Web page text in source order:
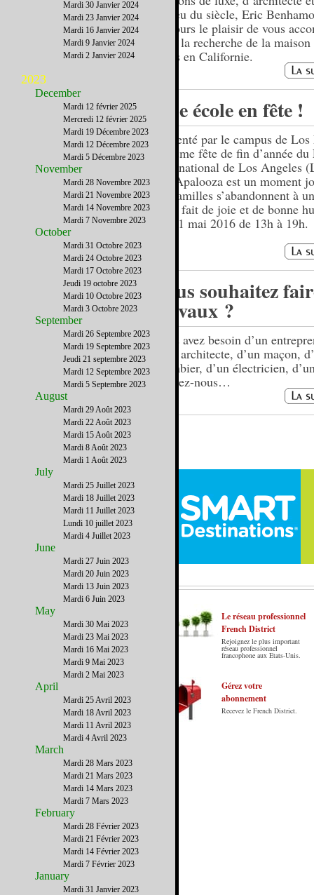
milieu du siècle, Eric
toujours le plaisir de vous
dans la recherche de la
rêves en Californie.
Une école en fête !
Présenté par le campus de
la 4ème fête de fin d’année
International de Los Angeles
LILApalooza est un moment
les familles s’abandonnent à
midi fait de joie et de bonne
Le 21 mai 2016 de 13h à 19h.
Vous souhaitez
travaux ?
Vous avez besoin d’un
d’un architecte, d’un maçon,
plombier, d’un électricien,
écrivez-nous…
Le French District est le premier guide sur
internet en Français sur les Etats-Unis.
Notre principe : Le meilleur des Etats-Unis
par ceux qui y vivent.
Le réseau professionnel
French District
Rejoignez le plus important
réseau professionnel
francophone aux Etats-Unis.
Gérez votre
abonnement
Recevez le French District.
Mardi 30 Janvier 2024
Mardi 23 Janvier 2024
Mardi 16 Janvier 2024
Mardi 9 Janvier 2024
Mardi 2 Janvier 2024
2023
December
Mardi 12 février 2025
Mercredi 12 février 2025
Mardi 19 Décembre 2023
Mardi 12 Décembre 2023
Mardi 5 Décembre 2023
November
Mardi 28 Novembre 2023
Mardi 21 Novembre 2023
Mardi 14 Novembre 2023
Mardi 7 Novembre 2023
October
Mardi 31 Octobre 2023
Mardi 24 Octobre 2023
Mardi 17 Octobre 2023
Jeudi 19 octobre 2023
Mardi 10 Octobre 2023
Mardi 3 Octobre 2023
September
Mardi 26 Septembre 2023
Mardi 19 Septembre 2023
Jeudi 21 septembre 2023
Mardi 12 Septembre 2023
Mardi 5 Septembre 2023
August
Mardi 29 Août 2023
Mardi 22 Août 2023
Mardi 15 Août 2023
Mardi 8 Août 2023
Mardi 1 Août 2023
July
Mardi 25 Juillet 2023
Mardi 18 Juillet 2023
Mardi 11 Juillet 2023
Lundi 10 juillet 2023
Mardi 4 Juillet 2023
June
Mardi 27 Juin 2023
Mardi 20 Juin 2023
Mardi 13 Juin 2023
Mardi 6 Juin 2023
May
Mardi 30 Mai 2023
Mardi 23 Mai 2023
Mardi 16 Mai 2023
Mardi 9 Mai 2023
Mardi 2 Mai 2023
April
Mardi 25 Avril 2023
Mardi 18 Avril 2023
Mardi 11 Avril 2023
Mardi 4 Avril 2023
March
Mardi 28 Mars 2023
Mardi 21 Mars 2023
Mardi 14 Mars 2023
Mardi 7 Mars 2023
February
Mardi 28 Février 2023
Mardi 21 Février 2023
Mardi 14 Février 2023
Mardi 7 Février 2023
January
Mardi 31 Janvier 2023